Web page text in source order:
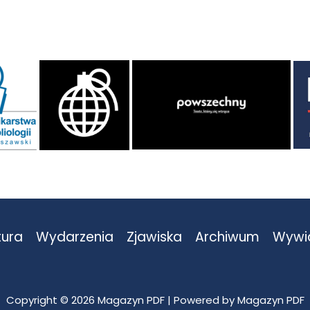
Wydarzenia Zjawiska Archiwum
Copyright © 2026 Magazyn PDF | Powered by Magazyn PDF